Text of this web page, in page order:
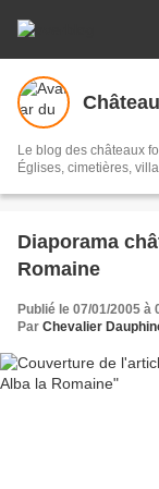
Le blog des châteaux
Églises, cimetières,
Diaporama
Romaine
Publié le 07/01/2005 à
Par Chevalier